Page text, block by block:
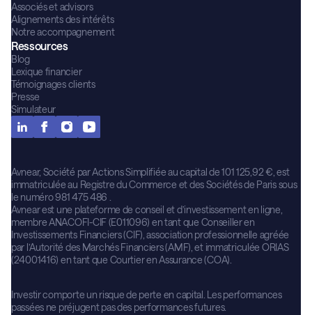
Associés et advisors
Alignements des intérêts
Notre accompagnement
Ressources
Blog
Lexique financier
Témoignages clients
Presse
Simulateur
Avnear, Société par Actions Simplifiée au capital de 101 125,92 €, est
immatriculée au Registre du Commerce et des Sociétés de Paris sous
le numéro 981 475 486 .
Avnear est une plateforme de conseil et d’investissement en ligne,
membre ANACOFI-CIF (E011096) en tant que Conseiller en
Investissements Financiers (CIF), association professionnelle agréée
par l’Autorité des Marchés Financiers (AMF), et immatriculée ORIAS
(24001416) en tant que Courtier en Assurance (COA).
Investir comporte un risque de perte en capital. Les performances
passées ne préjugent pas des performances futures.